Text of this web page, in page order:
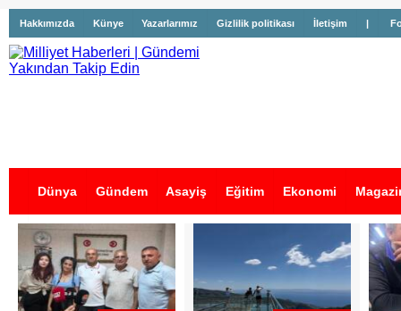
Hakkımızda Künye Yazarlarımız Gizlilik politikası İletişim |
Dünya Gündem Asayiş Eğitim Ekonomi
İş İlanları